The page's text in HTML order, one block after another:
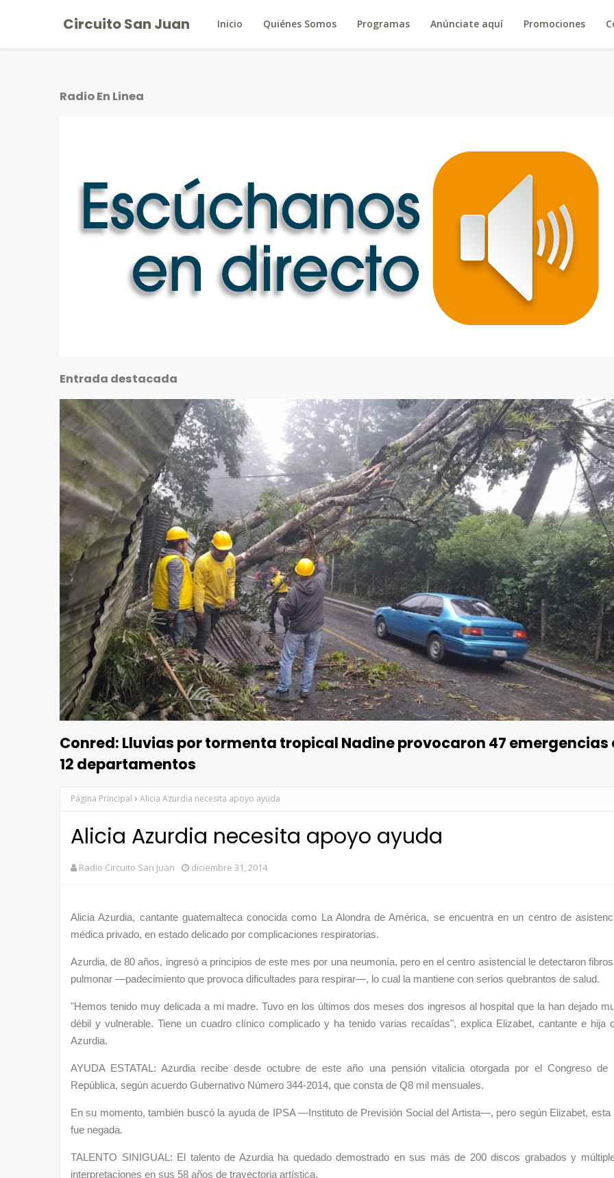
Circuito San Juan Inicio Quiénes Somos Programas Anúnciate aquí Promociones
Radio En Linea
Entrada destacada
Conred: Lluvias por tormenta tropical Nadine provocaron 47 emergencias
12 departamentos
Página Principal Alicia Azurdia necesita apoyo ayuda
Alicia Azurdia necesita apoyo ayuda
Radio Circuito San Juan diciembre 31, 2014
Alicia Azurdia, cantante guatemalteca conocida como La Alondra de América, se encuentra en un centro de
médica privado, en estado delicado por complicaciones respiratorias.
Azurdia, de 80 años, ingresó a principios de este mes por una neumonía, pero en el centro asistencial le detectaron
pulmonar —padecimiento que provoca dificultades para respirar—, lo cual la mantiene con serios quebrantos de salud.
"Hemos tenido muy delicada a mi madre. Tuvo en los últimos dos meses dos ingresos al hospital que la han dejado
débil y vulnerable. Tiene un cuadro clínico complicado y ha tenido varias recaídas", explica Elizabet, cantante e hija
Azurdia.
AYUDA ESTATAL: Azurdia recibe desde octubre de este año una pensión vitalicia otorgada por el Congreso de
República, según acuerdo Gubernativo Número 344-2014, que consta de Q8 mil mensuales.
En su momento, también buscó la ayuda de IPSA —Instituto de Previsión Social del Artista—, pero según Elizabet, esta
fue negada.
TALENTO SINIGUAL: El talento de Azurdia ha quedado demostrado en sus más de 200 discos grabados y
interpretaciones en sus 58 años de trayectoria artística.